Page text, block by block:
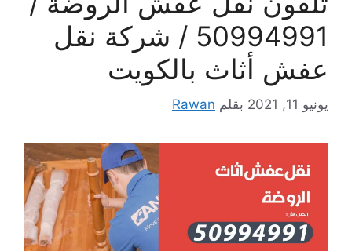
50994991 / شركة نقل
عفش أثاث بالكويت
يونيو 11, 2021 بقلم Rawan